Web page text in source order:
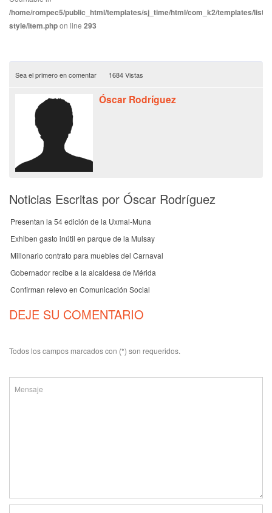
/home/rompec5/public_html/templates/sj_time/html/com_k2/templates/
style/item.phpon line 293
Sea el primero en comentar 1684 Vistas
Óscar Rodríguez
Noticias Escritas por Óscar Rodríguez
Presentan la 54 edición de la Uxmal-Muna
Exhiben gasto inútil en parque de la Mulsay
Millonario contrato para muebles del Carnaval
Gobernador recibe a la alcaldesa de Mérida
Confirman relevo en Comunicación Social
DEJE SU COMENTARIO
Todos los campos marcados con (*) son requeridos.